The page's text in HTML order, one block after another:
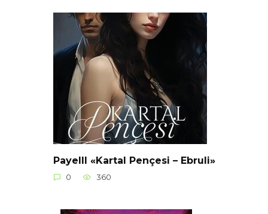
Payelll «Kartal Pençesi – Ebruli»
0 360